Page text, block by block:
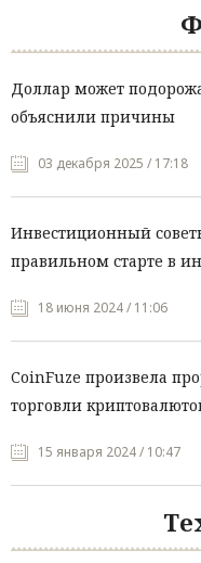
Доллар может
объяснили причины
03 декабря 2025 / 17:18
Инвестиционный
правильном старте в
18 июня 2024 / 11:06
CoinFuze произвела
торговли
15 января 2024 / 10:47